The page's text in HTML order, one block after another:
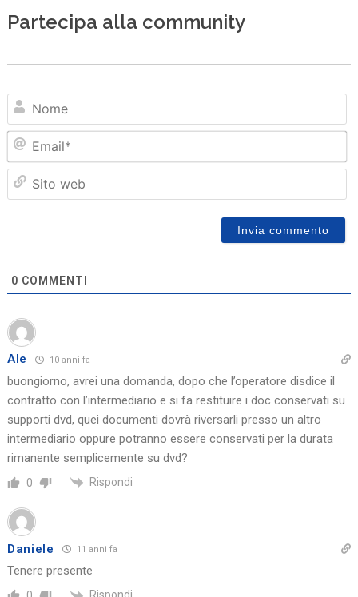
Partecipa alla community
0 COMMENTI
Ale 10 anni fa
buongiorno, avrei una domanda, dopo che l’operatore disdice il
contratto con l’intermediario e si fa restituire i doc conservati su
supporti dvd, quei documenti dovrà riversarli presso un altro
intermediario oppure potranno essere conservati per la durata
rimanente semplicemente su dvd?
0 Rispondi
Daniele 11 anni fa
Tenere presente